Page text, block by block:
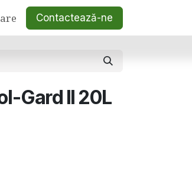
Contactează-ne
Gard II 20L